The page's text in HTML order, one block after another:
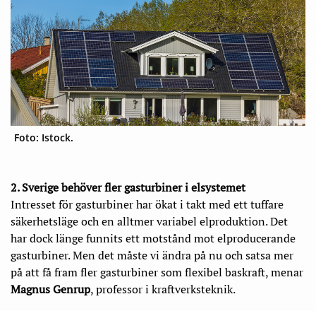
Foto: Istock.
2. Sverige behöver fler gasturbiner i elsystemet
Intresset för gasturbiner har ökat i takt med ett tuffare
säkerhetsläge och en alltmer variabel elproduktion. Det
har dock länge funnits ett motstånd mot elproducerande
gasturbiner. Men det måste vi ändra på nu och satsa mer
på att få fram fler gasturbiner som flexibel baskraft, menar
Magnus Genrup, professor i kraftverksteknik.